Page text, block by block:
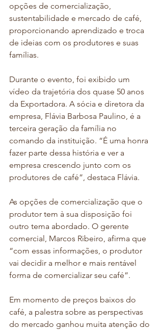
opções de comercialização,
sustentabilidade e mercado de café,
proporcionando aprendizado e troca
de ideias com os produtores e suas
famílias.
Durante o evento, foi exibido um
vídeo da trajetória dos quase 50 anos
da Exportadora. A sócia e diretora da
empresa, Flávia Barbosa Paulino, é a
terceira geração da família no
comando da instituição. “É uma honra
fazer parte dessa história e ver a
empresa crescendo junto com os
produtores de café”, destaca Flávia.
As opções de comercialização que o
produtor tem à sua disposição foi
outro tema abordado. O gerente
comercial, Marcos Ribeiro, afirma que
“com essas informações, o produtor
vai decidir a melhor e mais rentável
forma de comercializar seu café”.
Em momento de preços baixos do
café, a palestra sobre as perspectivas
do mercado ganhou muita atenção do